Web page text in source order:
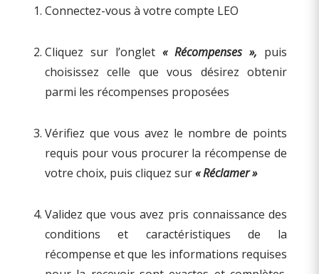
Connectez-vous à votre compte LEO
Cliquez sur l’onglet « Récompenses », puis
choisissez celle que vous désirez obtenir
parmi les récompenses proposées
Vérifiez que vous avez le nombre de points
requis pour vous procurer la récompense de
votre choix, puis cliquez sur« Réclamer »
Validez que vous avez pris connaissance des
conditions et caractéristiques de la
récompense et que les informations requises